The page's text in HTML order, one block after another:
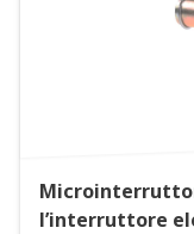
l’interruttore